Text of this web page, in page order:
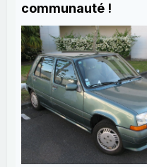
communauté !